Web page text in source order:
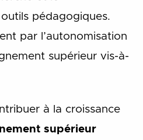
pédagogiques.
par l’autonomisation
supérieur vis-à-
à la croissance
supérieur